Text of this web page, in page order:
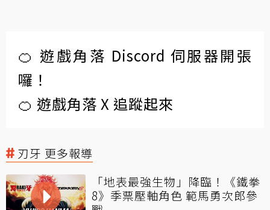
🍊 遊戲角落 Discord 伺服器開張
囉！
🍊 遊戲角落 X 追蹤起來
刃牙 更多報導
「地表最強生物」降臨！《鐵拳
8》季票壓軸角色 範馬勇次郎參